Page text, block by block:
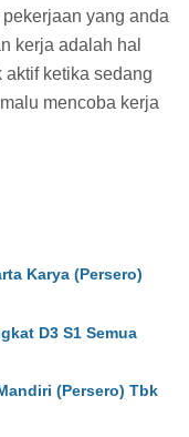
yang anda
kerja adalah hal
ketika sedang
mencoba kerja
Karya (Persero)
D3 S1 Semua
(Persero) Tbk